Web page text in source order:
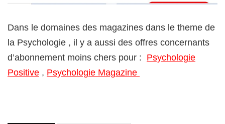
Dans le domaines des magazines dans le theme de
la Psychologie , il y a aussi des offres concernants
d’abonnement moins chers pour : Psychologie
Positive , Psychologie Magazine